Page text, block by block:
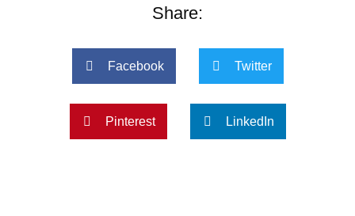
Share:
Facebook Twitter
Pinterest LinkedIn